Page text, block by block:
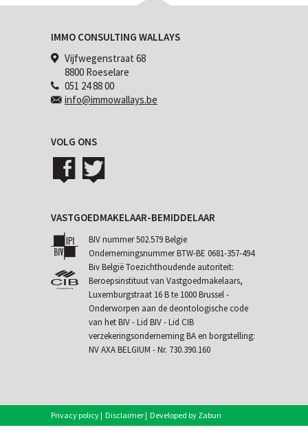
IMMO CONSULTING WALLAYS
Vijfwegenstraat 68
8800 Roeselare
051 24 88 00
info@immowallays.be
VOLG ONS
VASTGOEDMAKELAAR-BEMIDDELAAR
BIV nummer 502.579 Belgie
Ondernemingsnummer BTW-BE 0681-357-494
Biv België Toezichthoudende autoriteit:
Beroepsinstituut van Vastgoedmakelaars,
Luxemburgstraat 16 B te 1000 Brussel -
Onderworpen aan de deontologische code
van het BIV- Lid BIV - Lid CIB
verzekeringsonderneming BA en borgstelling:
NV AXA BELGIUM - Nr. 730.390.160
Privacy policy| Disclaimer| Developed by Zabun